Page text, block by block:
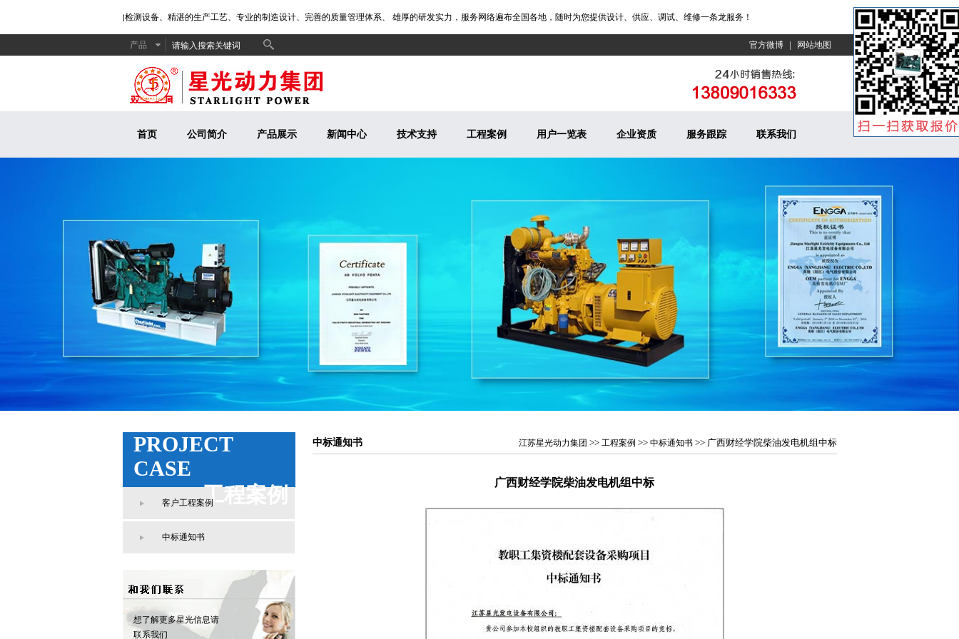
造厂商。公司拥有先进的检测设备、精湛的生产工艺、专业的制造设计、完善的质量管理体系、 雄厚的研发实力，服务网络遍布全国各地，随时为您提供设计、供应、调试、维修一条龙服务！
产品 官方微博 | 网站地图
首页 公司简介 产品展示 新闻中心 技术支持 工程案例 用户一览表 企业资质 服务跟踪 联系我们
PROJECT
CASE
工程案例
客户工程案例
中标通知书
想了解更多星光信息请
联系我们
江苏星光动力集团 >> 工程案例 >> 中标通知书>> 广西财经学院柴油发电机组中标
中标通知书
广西财经学院柴油发电机组中标